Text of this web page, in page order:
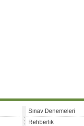
Sınav Denemeleri
Rehberlik